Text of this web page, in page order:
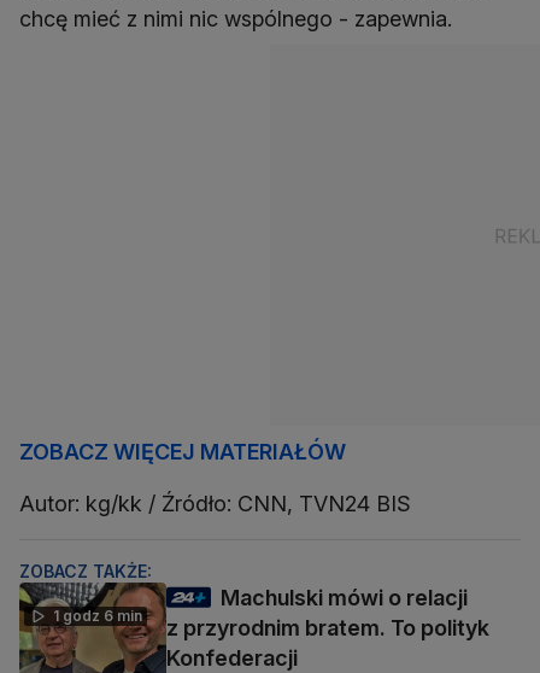
chcę mieć z nimi nic wspólnego - zapewnia.
ZOBACZ WIĘCEJ MATERIAŁÓW
Autor: kg/kk / Źródło: CNN, TVN24 BIS
ZOBACZ TAKŻE:
1 godz 6 min
Machulski mówi o relacji
z przyrodnim bratem. To polityk
Konfederacji